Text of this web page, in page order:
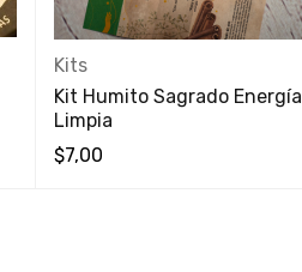
Kits
Kit Humito Sagrado Energía
Limpia
$7,00